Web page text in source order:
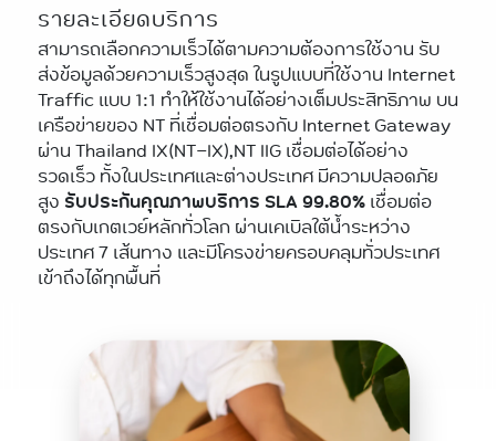
รายละเอียดบริการ
สามารถเลือกความเร็วได้ตามความต้องการใช้งาน รับ
ส่งข้อมูลด้วยความเร็วสูงสุด ในรูปแบบที่ใช้งาน Internet
Traffic แบบ 1:1 ทำให้ใช้งานได้อย่างเต็มประสิทธิภาพ บน
เครือข่ายของ NT ที่เชื่อมต่อตรงกับ Internet Gateway
ผ่าน Thailand IX(NT-IX),NT IIG เชื่อมต่อได้อย่าง
รวดเร็ว ทั้งในประเทศและต่างประเทศ มีความปลอดภัย
สูง รับประกันคุณภาพบริการ SLA 99.80%เชื่อมต่อ
ตรงกับเกตเวย์หลักทั่วโลก ผ่านเคเบิลใต้น้ำระหว่าง
ประเทศ 7 เส้นทาง และมีโครงข่ายครอบคลุมทั่วประเทศ
เข้าถึงได้ทุกพื้นที่